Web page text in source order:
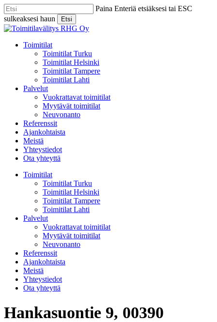
Skip
to
main
content
Paina Enteriä etsiäksesi tai ESC
sulkeaksesi haun
Etsi
Close
Menu
Toimitilat
Toimitilat Turku
Toimitilat Helsinki
Toimitilat Tampere
Toimitilat Lahti
Palvelut
Vuokrattavat toimitilat
Myytävät toimitilat
Neuvonanto
Referenssit
Ajankohtaista
Meistä
Yhteystiedot
Ota yhteyttä
Toimitilat
Toimitilat Turku
Toimitilat Helsinki
Toimitilat Tampere
Toimitilat Lahti
Palvelut
Vuokrattavat toimitilat
Myytävät toimitilat
Neuvonanto
Referenssit
Ajankohtaista
Meistä
Yhteystiedot
Ota yhteyttä
Hankasuontie 9, 00390